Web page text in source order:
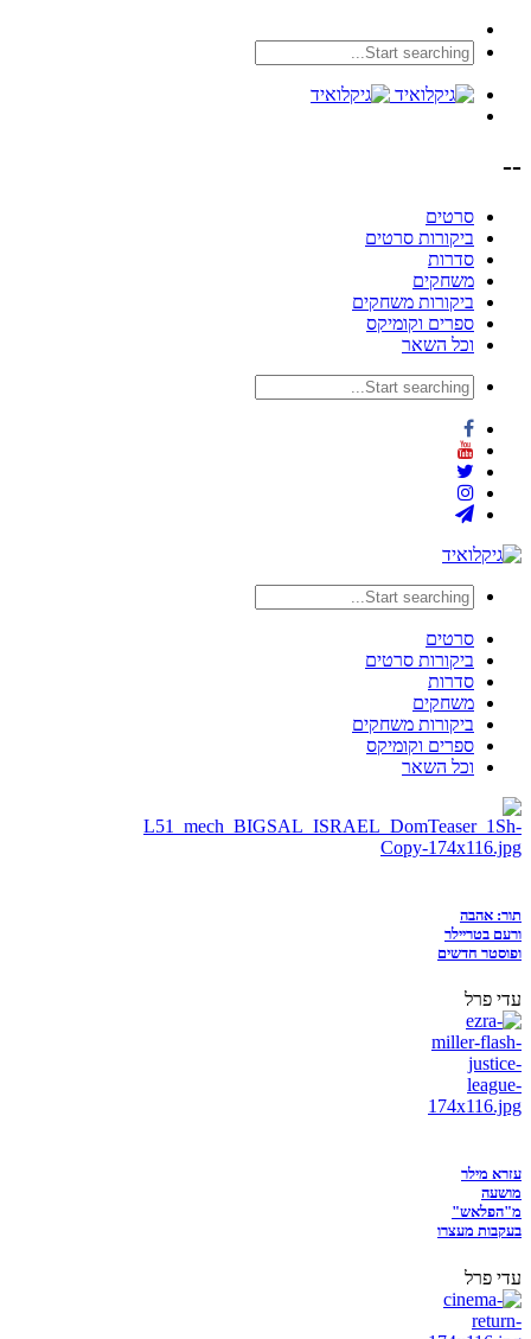
--
סרטים
ביקורות סרטים
סדרות
משחקים
ביקורות משחקים
ספרים וקומיקס
וכל השאר
סרטים
ביקורות סרטים
סדרות
משחקים
ביקורות משחקים
ספרים וקומיקס
וכל השאר
תור: אהבה
ורעם בטריילר
ופוסטר חדשים
עדי פרל
עזרא מילר
מושעה
מ"הפלאש"
בעקבות מעצרו
עדי פרל